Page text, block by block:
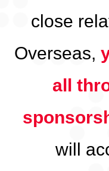
close
Overseas,
all
will